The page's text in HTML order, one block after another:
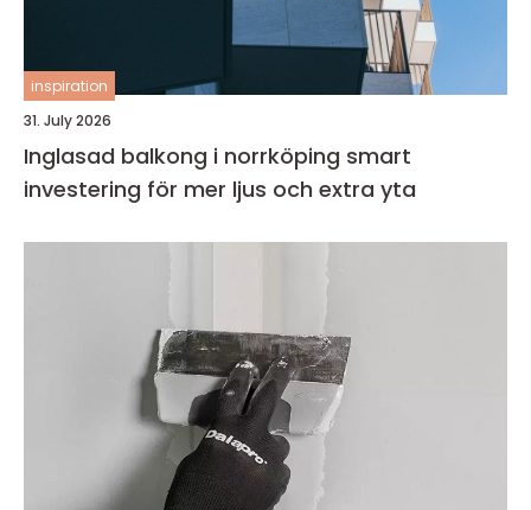
inspiration
31. July 2026
Inglasad balkong i norrköping smart
investering för mer ljus och extra yta